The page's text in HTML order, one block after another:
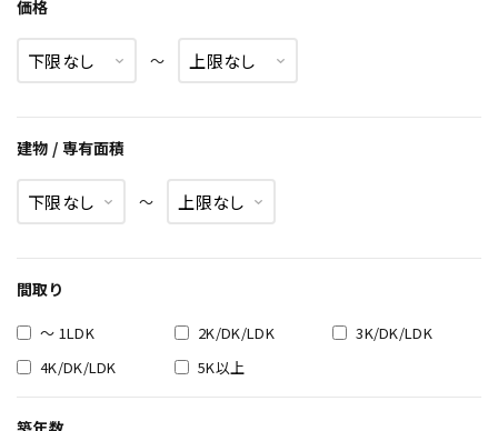
価格
〜
建物 / 専有面積
〜
間取り
～ 1LDK 2K/DK/LDK
3K/DK/LDK
4K/DK/LDK
5K以上